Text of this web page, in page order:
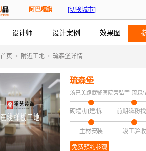
阿巴嘎旗 [切换城市]
设计师 设计案例 效果图
首页 > 附近工地 > 琉森堡详情
琉森堡
汤巴关路武警医院旁弘宇·琉森
砌墙/加建/拆改/保护 前期磁粉
主材安装 竣工验收
免费预约参观